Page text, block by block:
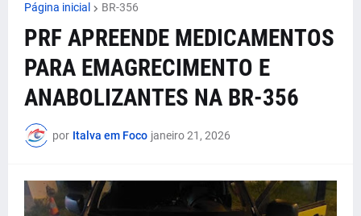
Página inicial BR-356
PRF APREENDE MEDICAMENTOS
PARA EMAGRECIMENTO E
ANABOLIZANTES NA BR-356
por Italva em Foco janeiro 21, 2026